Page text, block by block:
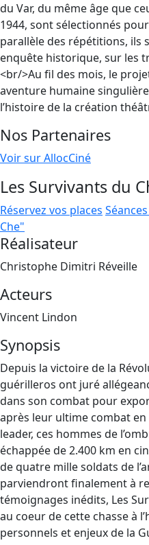
du Var, du même âge que
1944, sont sélectionnés
parallèle des répétitions, ils
enquête historique, sur les
<br/>Au fil des mois, le
aventure humaine
l’histoire de la création
Nos Partenaires
Voir sur AllocCiné
Les Survivants du
Réservez vos places
Che"
Réalisateur
Christophe Dimitri Réveille
Acteurs
Vincent Lindon
Synopsis
Depuis la victoire de la
guérilleros ont juré
dans son combat pour
après leur ultime combat en
leader, ces hommes de
échappée de 2.400 km en
de quatre mille soldats de
parviendront finalement à
témoignages inédits, Les
au coeur de cette chasse à
personnels et enjeux de la